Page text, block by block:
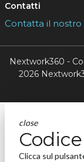
Contatti
Contatta il
Nextwork360 -
2026
close
Clicca sul